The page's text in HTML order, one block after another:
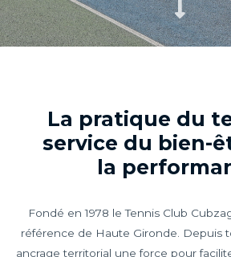
La pratique du
service du bien-
la
Fondé en 1978 le Tennis Club
référence de Haute Gironde. Depuis
ancrage territorial une force pour